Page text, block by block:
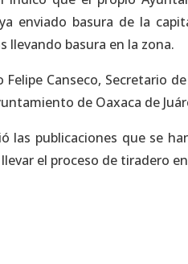
enviado basura de la
basura en la zona.
Felipe Canseco, Secretario
de Oaxaca de
las publicaciones que se
el proceso de tiradero